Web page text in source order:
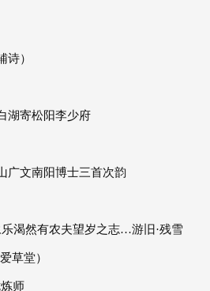
杖
诗）
湖寄松阳李少府
广文南阳博士三首次韵
渴然有农夫望岁之志…游旧·残雪
草堂）
师